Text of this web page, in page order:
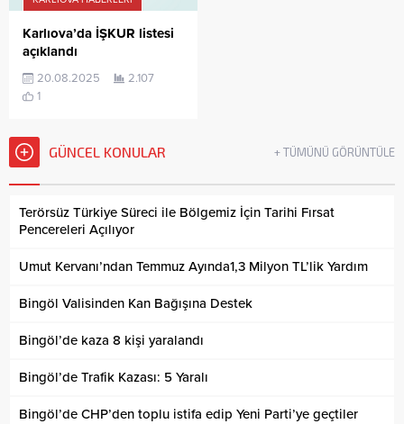
Karlıova’da İŞKUR listesi
açıklandı
20.08.2025
2.107
1
GÜNCEL KONULAR + TÜMÜNÜ GÖRÜNTÜLE
Terörsüz Türkiye Süreci ile Bölgemiz İçin Tarihi Fırsat
Pencereleri Açılıyor
Umut Kervanı’ndan Temmuz Ayında1,3 Milyon TL’lik Yardım
Bingöl Valisinden Kan Bağışına Destek
Bingöl’de kaza 8 kişi yaralandı
Bingöl’de Trafik Kazası: 5 Yaralı
Bingöl’de CHP’den toplu istifa edip Yeni Parti’ye geçtiler